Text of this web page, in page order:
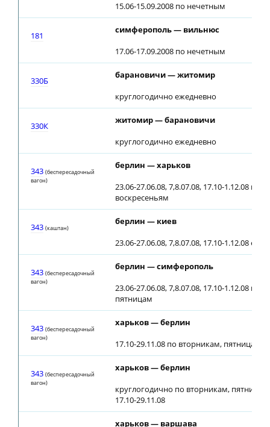
15.06-15.09.2008 по нечетным
181
симферополь — вильнюс
17.06-17.09.2008 по нечетным
330Б
барановичи — житомир
круглогодично ежедневно
330К
житомир — барановичи
круглогодично ежедневно
343 (беспересадочный
вагон)
берлин — харьков
23.06-27.06.08, 7,8.07.08, 17.10-1.12.08 по
воскресеньям
343 (каштан)
берлин — киев
23.06-27.06.08, 7,8.07.08, 17.10-1.12.08
343 (беспересадочный
вагон)
берлин — симферополь
23.06-27.06.08, 7,8.07.08, 17.10-1.12.08 по
пятницам
343 (беспересадочный
вагон)
харьков — берлин
17.10-29.11.08 по вторникам, пятницам
343 (беспересадочный
вагон)
харьков — берлин
круглогодично по вторникам,
17.10-29.11.08
харьков — варшава